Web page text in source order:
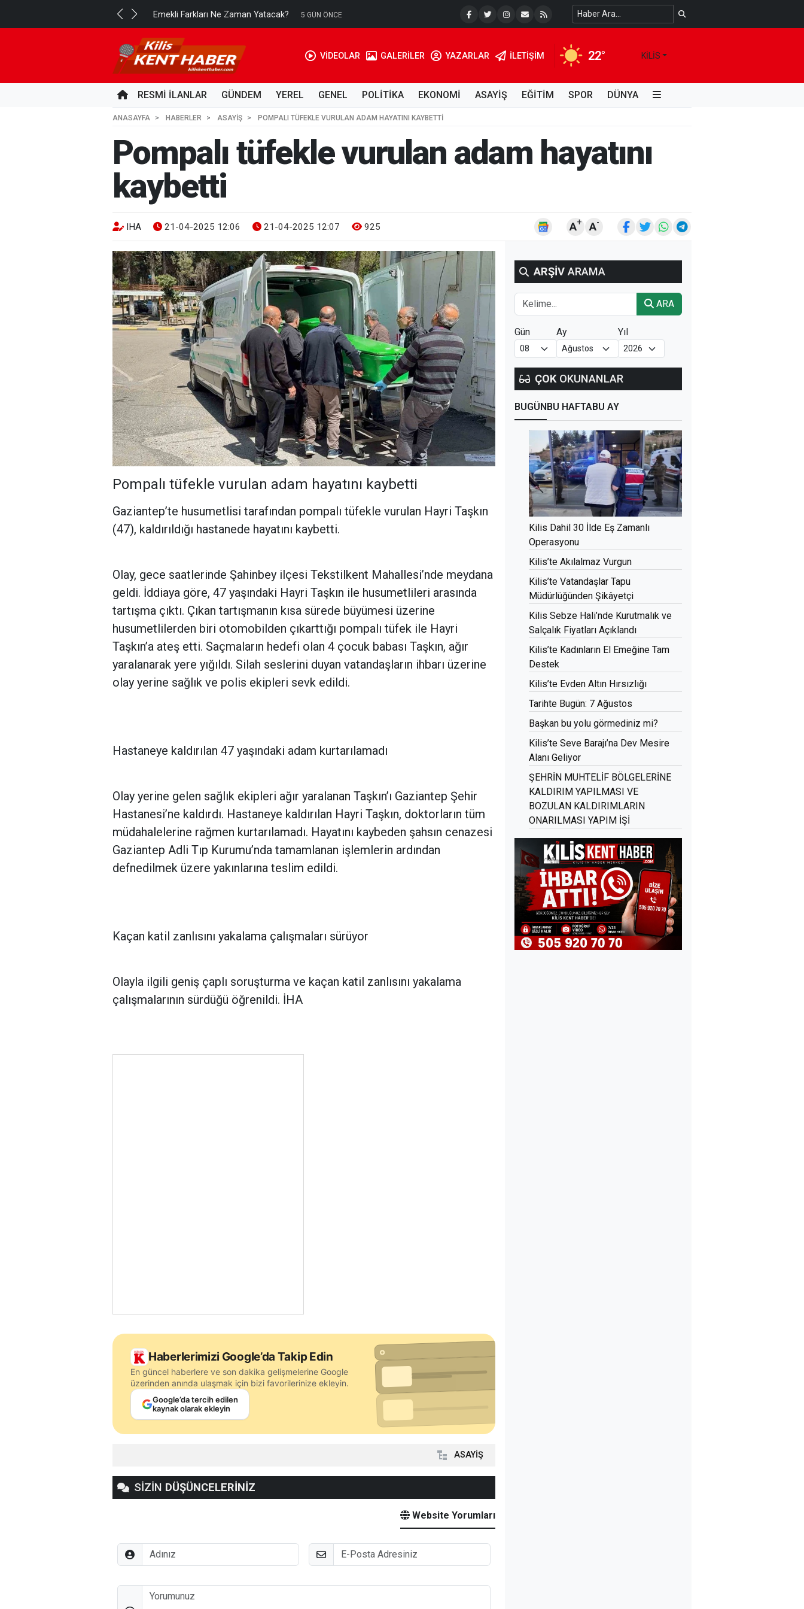
Emekli Farkları Ne Zaman Yatacak? 5 GÜN ÖNCE
VİDEOLAR GALERİLER YAZARLAR İLETIŞIM 22° KILIS
RESMİ İLANLAR GÜNDEM YEREL GENEL POLİTİKA EKONOMİ ASAYİŞ EĞİTİM SPOR DÜNYA
ANASAYFA HABERLER ASAYİŞ POMPALI TÜFEKLE VURULAN ADAM HAYATINI KAYBETTI
Pompalı tüfekle vurulan adam hayatını
kaybetti
IHA 21-04-2025 12:06 21-04-2025 12:07 925 A+ A-
Pompalı tüfekle vurulan adam hayatını kaybetti
Gaziantep’te husumetlisi tarafından pompalı tüfekle vurulan Hayri Taşkın
(47), kaldırıldığı hastanede hayatını kaybetti.
Olay, gece saatlerinde Şahinbey ilçesi Tekstilkent Mahallesi’nde meydana
geldi. İddiaya göre, 47 yaşındaki Hayri Taşkın ile husumetlileri arasında
tartışma çıktı. Çıkan tartışmanın kısa sürede büyümesi üzerine
husumetlilerden biri otomobilden çıkarttığı pompalı tüfek ile Hayri
Taşkın’a ateş etti. Saçmaların hedefi olan 4 çocuk babası Taşkın, ağır
yaralanarak yere yığıldı. Silah seslerini duyan vatandaşların ihbarı üzerine
olay yerine sağlık ve polis ekipleri sevk edildi.
Hastaneye kaldırılan 47 yaşındaki adam kurtarılamadı
Olay yerine gelen sağlık ekipleri ağır yaralanan Taşkın’ı Gaziantep Şehir
Hastanesi’ne kaldırdı. Hastaneye kaldırılan Hayri Taşkın, doktorların tüm
müdahalelerine rağmen kurtarılamadı. Hayatını kaybeden şahsın cenazesi
Gaziantep Adli Tıp Kurumu’nda tamamlanan işlemlerin ardından
defnedilmek üzere yakınlarına teslim edildi.
Kaçan katil zanlısını yakalama çalışmaları sürüyor
Olayla ilgili geniş çaplı soruşturma ve kaçan katil zanlısını yakalama
çalışmalarının sürdüğü öğrenildi. İHA
Haberlerimizi Google’da Takip Edin
En güncel haberlere ve son dakika gelişmelerine Google
üzerinden anında ulaşmak için bizi favorilerinize ekleyin.
Google’da tercih edilen
kaynak olarak ekleyin
ASAYİŞ
SİZİN DÜŞÜNCELERİNİZ
Website Yorumları
Adınız E-Posta
Düşünceleriniz
ARŞİV ARAMA
ARA
Gün Ay Yıl
ÇOK OKUNANLAR
BUGÜNBU HAFTABU AY
Kilis Dahil 30 İlde Eş Zamanlı
Operasyonu
Kilis’te Akılalmaz Vurgun
Kilis’te Vatandaşlar Tapu
Müdürlüğünden Şikâyetçi
Kilis Sebze Hali’nde Kurutmalık ve
Salçalık Fiyatları Açıklandı
Kilis’te Kadınların El Emeğine Tam
Destek
Kilis’te Evden Altın Hırsızlığı
Tarihte Bugün: 7 Ağustos
Başkan bu yolu görmediniz mi?
Kilis’te Seve Barajı’na Dev Mesire
Alanı Geliyor
ŞEHRİN MUHTELİF BÖLGELERİNE
KALDIRIM YAPILMASI VE
BOZULAN KALDIRIMLARIN
ONARILMASI YAPIM İŞİ